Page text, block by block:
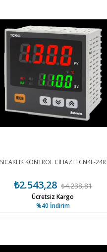
SICAKLIK KONTROL CİHAZI TCN4L-24R
₺2.543,28 ₺4.238,81
%40 İndirim
Ücretsiz Kargo